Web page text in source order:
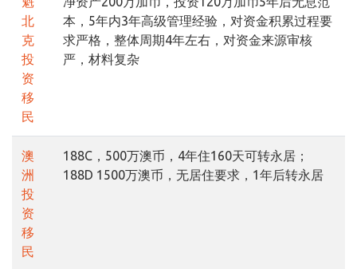
北
克
投
资
移
民
本，5年内3年高级管理经验，对资金积累过程要
求严格，整体周期4年左右，对资金来源审核
严，材料复杂
澳
洲
投
资
移
民
188C，500万澳币，4年住160天可转永居；
188D 1500万澳币，无居住要求，1年后转永居